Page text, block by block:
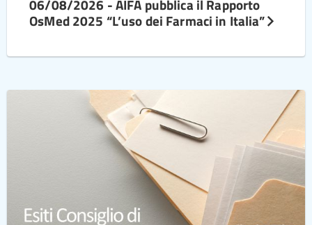
06/08/2026 - AIFA pubblica il Rapporto
OsMed 2025 “L’uso dei Farmaci in Italia”